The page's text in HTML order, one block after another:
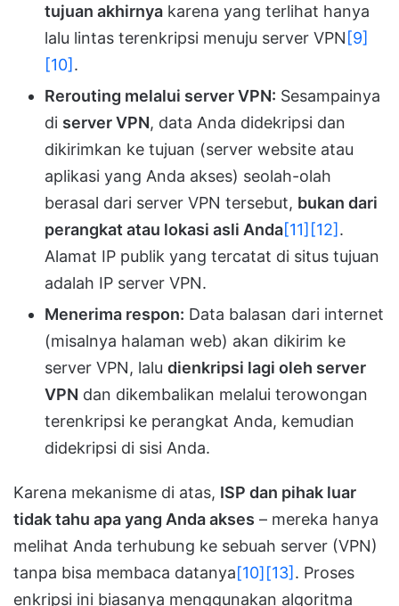
tujuan akhirnya karena yang terlihat hanya
lalu lintas terenkripsi menuju server VPN [9]
[10] .
Rerouting melalui server VPN: Sesampainya
di server VPN, data Anda didekripsi dan
dikirimkan ke tujuan (server website atau
aplikasi yang Anda akses) seolah-olah
berasal dari server VPN tersebut, bukan dari
perangkat atau lokasi asli Anda[11] [12] .
Alamat IP publik yang tercatat di situs tujuan
adalah IP server VPN.
Menerima respon: Data balasan dari internet
(misalnya halaman web) akan dikirim ke
server VPN, lalu dienkripsi lagi oleh server
VPN dan dikembalikan melalui terowongan
terenkripsi ke perangkat Anda, kemudian
didekripsi di sisi Anda.
Karena mekanisme di atas, ISP dan pihak luar
tidak tahu apa yang Anda akses – mereka hanya
melihat Anda terhubung ke sebuah server (VPN)
tanpa bisa membaca datanya[10][13] . Proses
enkripsi ini biasanya menggunakan algoritma